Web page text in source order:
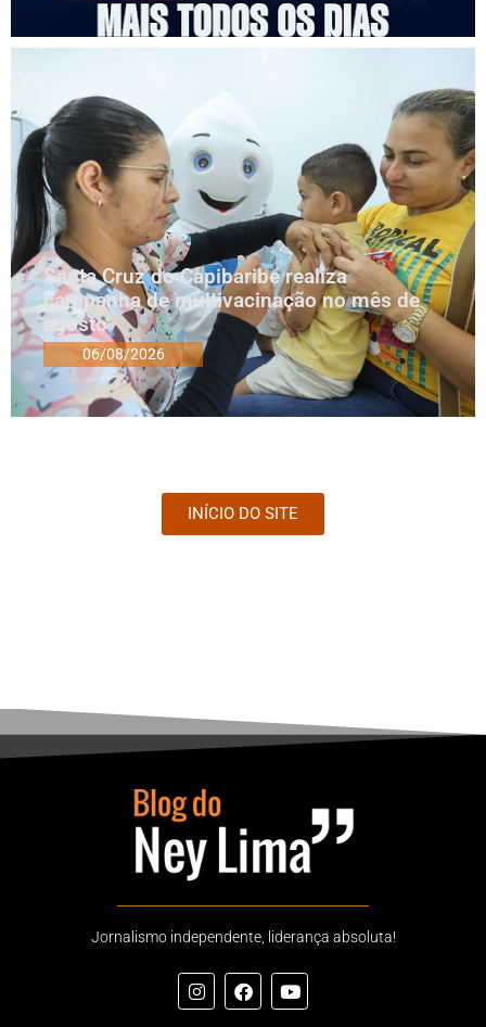
Santa Cruz do Capibaribe realiza
campanha de multivacinação no mês de
agosto
06/08/2026
INÍCIO DO SITE
Jornalismo independente, liderança absoluta!